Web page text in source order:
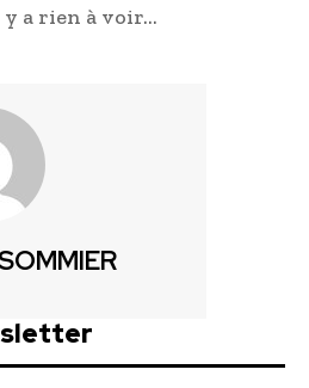
y a rien à voir…